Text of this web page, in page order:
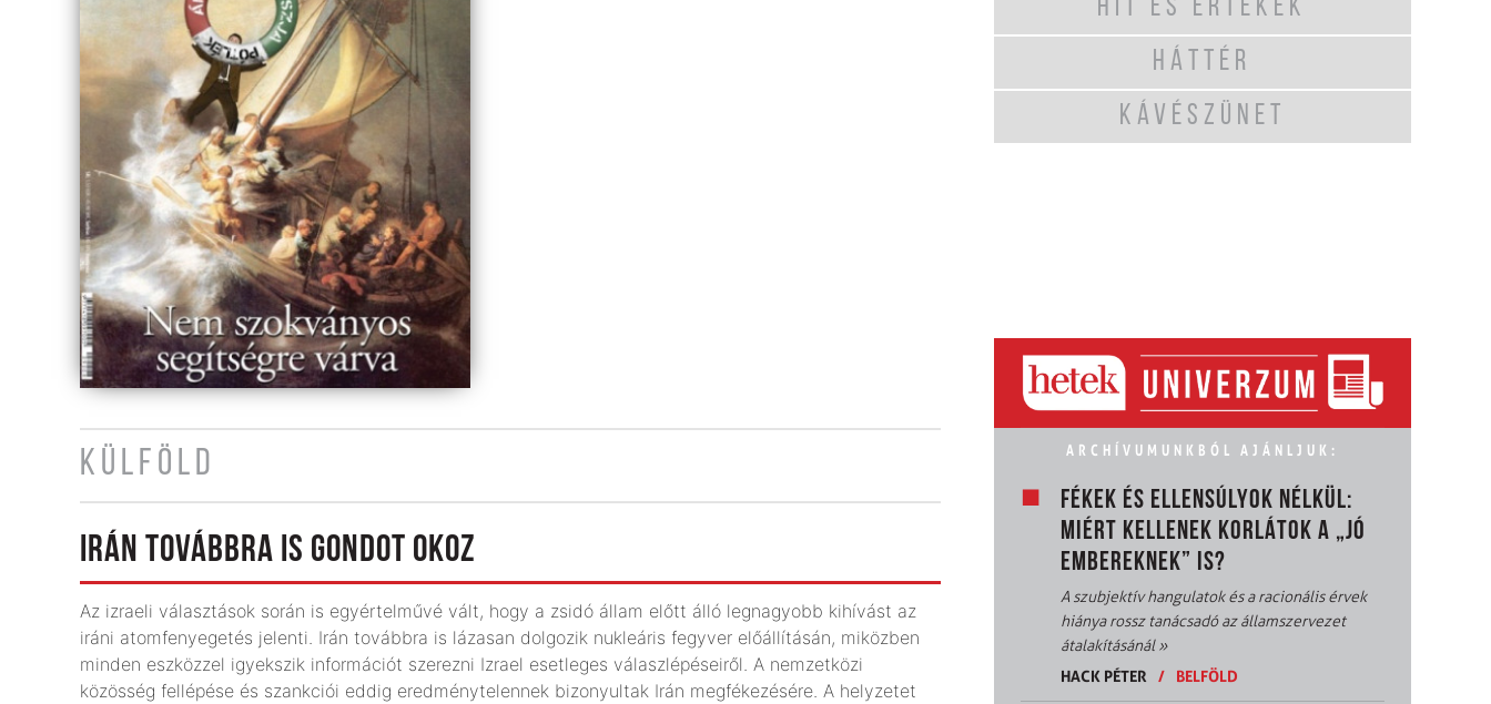
KÜLFÖLD
IRÁN TOVÁBBRA IS GONDOT OKOZ
Az izraeli választások során is egyértelművé vált, hogy a zsidó állam előtt álló legnagyobb kihívást az
iráni atomfenyegetés jelenti. Irán továbbra is lázasan dolgozik nukleáris fegyver előállításán, miközben
minden eszközzel igyekszik információt szerezni Izrael esetleges válaszlépéseiről. A nemzetközi
közösség fellépése és szankciói eddig eredménytelennek bizonyultak Irán megfékezésére. A helyzetet
HIT ÉS ÉRTÉKEK
HÁTTÉR
KÁVÉSZÜNET
ARCHÍVUMUNKBÓL AJÁNLJUK:
FÉKEK ÉS ELLENSÚLYOK NÉLKÜL:
MIÉRT KELLENEK KORLÁTOK A „JÓ
EMBEREKNEK” IS?
A szubjektív hangulatok és a racionális érvek
hiánya rossz tanácsadó az államszervezet
átalakításánál»
HACK PÉTER
/ BELFÖLD